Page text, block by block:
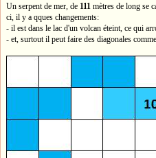
Un serpent de mer, de 111 mètres de long se
ci, il y a qques changements:
- il est dans le lac d'un volcan éteint, ce qui
- et, surtout il peut faire des diagonales